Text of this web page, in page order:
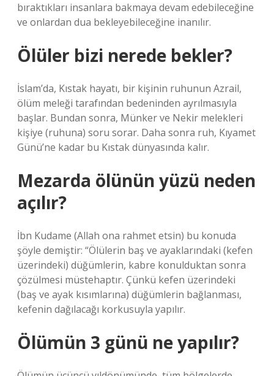
bıraktıkları insanlara bakmaya devam edebileceğine
ve onlardan dua bekleyebileceğine inanılır.
Ölüler bizi nerede bekler?
İslam’da, Kıstak hayatı, bir kişinin ruhunun Azrail,
ölüm meleği tarafından bedeninden ayrılmasıyla
başlar. Bundan sonra, Münker ve Nekir melekleri
kişiye (ruhuna) soru sorar. Daha sonra ruh, Kıyamet
Günü’ne kadar bu Kıstak dünyasında kalır.
Mezarda ölünün yüzü neden
açılır?
İbn Kudame (Allah ona rahmet etsin) bu konuda
şöyle demiştir: “Ölülerin baş ve ayaklarındaki (kefen
üzerindeki) düğümlerin, kabre konulduktan sonra
çözülmesi müstehaptır. Çünkü kefen üzerindeki
(baş ve ayak kısımlarına) düğümlerin bağlanması,
kefenin dağılacağı korkusuyla yapılır.
Ölümün 3 günü ne yapılır?